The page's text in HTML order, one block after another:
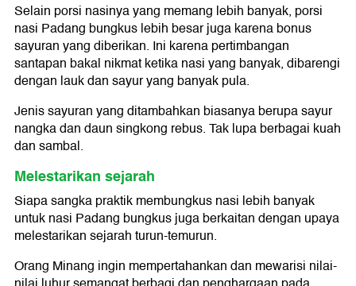
Selain porsi nasinya yang memang lebih banyak, porsi
nasi Padang bungkus lebih besar juga karena bonus
sayuran yang diberikan. Ini karena pertimbangan
santapan bakal nikmat ketika nasi yang banyak, dibarengi
dengan lauk dan sayur yang banyak pula.
Jenis sayuran yang ditambahkan biasanya berupa sayur
nangka dan daun singkong rebus. Tak lupa berbagai kuah
dan sambal.
Melestarikan sejarah
Siapa sangka praktik membungkus nasi lebih banyak
untuk nasi Padang bungkus juga berkaitan dengan upaya
melestarikan sejarah turun-temurun.
Orang Minang ingin mempertahankan dan mewarisi nilai-